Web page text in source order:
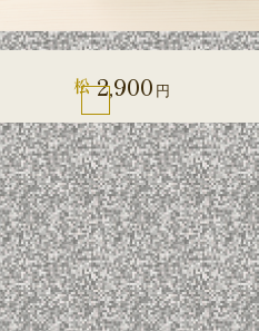
松 2,900 円